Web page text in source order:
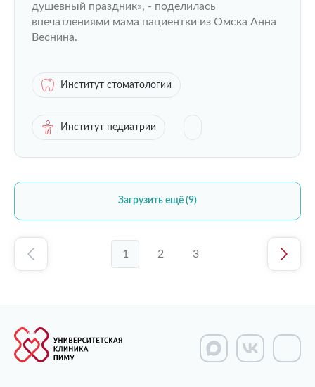
душевный праздник», - поделилась
впечатлениями мама пациентки из Омска Анна
Веснина.
Институт стоматологии
Институт педиатрии
Загрузить ещё (9)
1 2 3